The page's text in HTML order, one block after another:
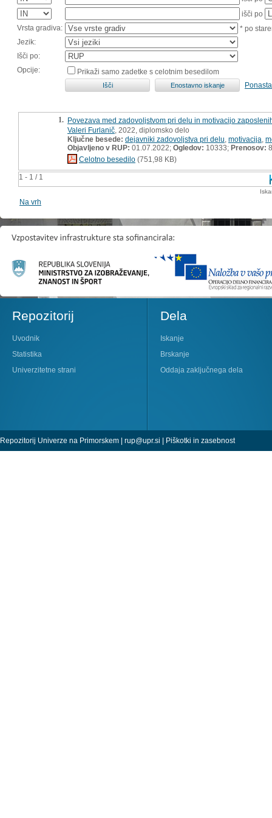
išči po
Vrsta gradiva:
* po
Jezik:
Išči po:
Opcije:
Prikaži samo zadetke s celotnim besedilom
1 - 1 / 1
1. Povezava med zadovoljstvom pri delu in motivacijo
Valeri Furlanič , 2022, diplomsko delo
Ključne besede: dejavniki zadovoljstva pri delu motivacija
Objavljeno v RUP: 01.07.2022; Ogledov: 10333; Prenosov:
Celotno besedilo (751,98 KB)
Na vrh
Repozitorij
Uvodnik
Statistika
Univerzitetne strani
Dela
Iskanje
Brskanje
Oddaja zaključnega dela
Repozitorij Univerze na Primorskem | rup@upr.si | Piškotki in zasebnost